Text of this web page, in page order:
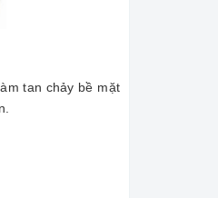
tan chảy bề mặt